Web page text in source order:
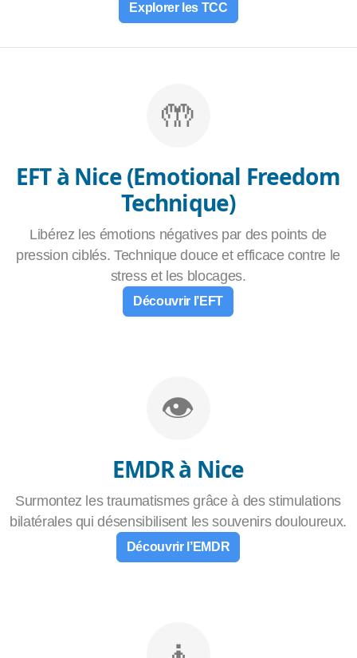
Explorer les TCC
🤲
EFT à Nice (Emotional Freedom
Technique)
Libérez les émotions négatives par des points de
pression ciblés. Technique douce et efficace contre le
stress et les blocages.
Découvrir l’EFT
👁️
EMDR à Nice
Surmontez les traumatismes grâce à des stimulations
bilatérales qui désensibilisent les souvenirs douloureux.
Découvrir l’EMDR